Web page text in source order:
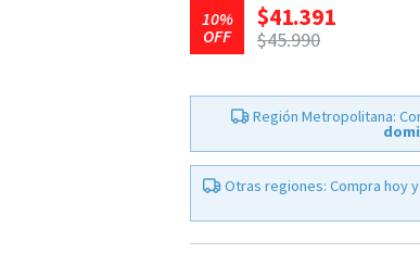
10%
OFF
$41.391
$45.990
Región Metropolitana:
Otras regiones: Compra hoy